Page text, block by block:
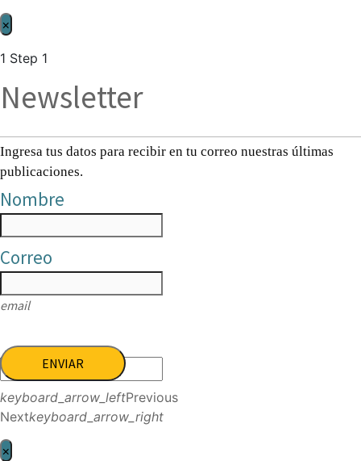
×
1 Step 1
Newsletter
Ingresa tus datos para recibir en tu correo nuestras últimas
publicaciones.
Nombre
Correo
email
ENVIAR
keyboard_arrow_leftPrevious
Nextkeyboard_arrow_right
×